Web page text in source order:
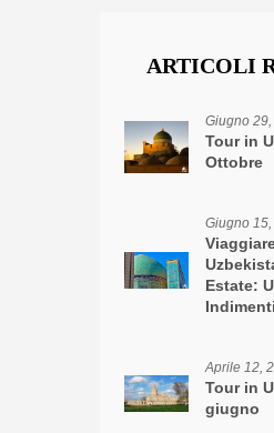
ARTICOLI
Giugno
Tour in
Ottobre
Giugno
Estate:
Aprile 12,
Tour in
giugno